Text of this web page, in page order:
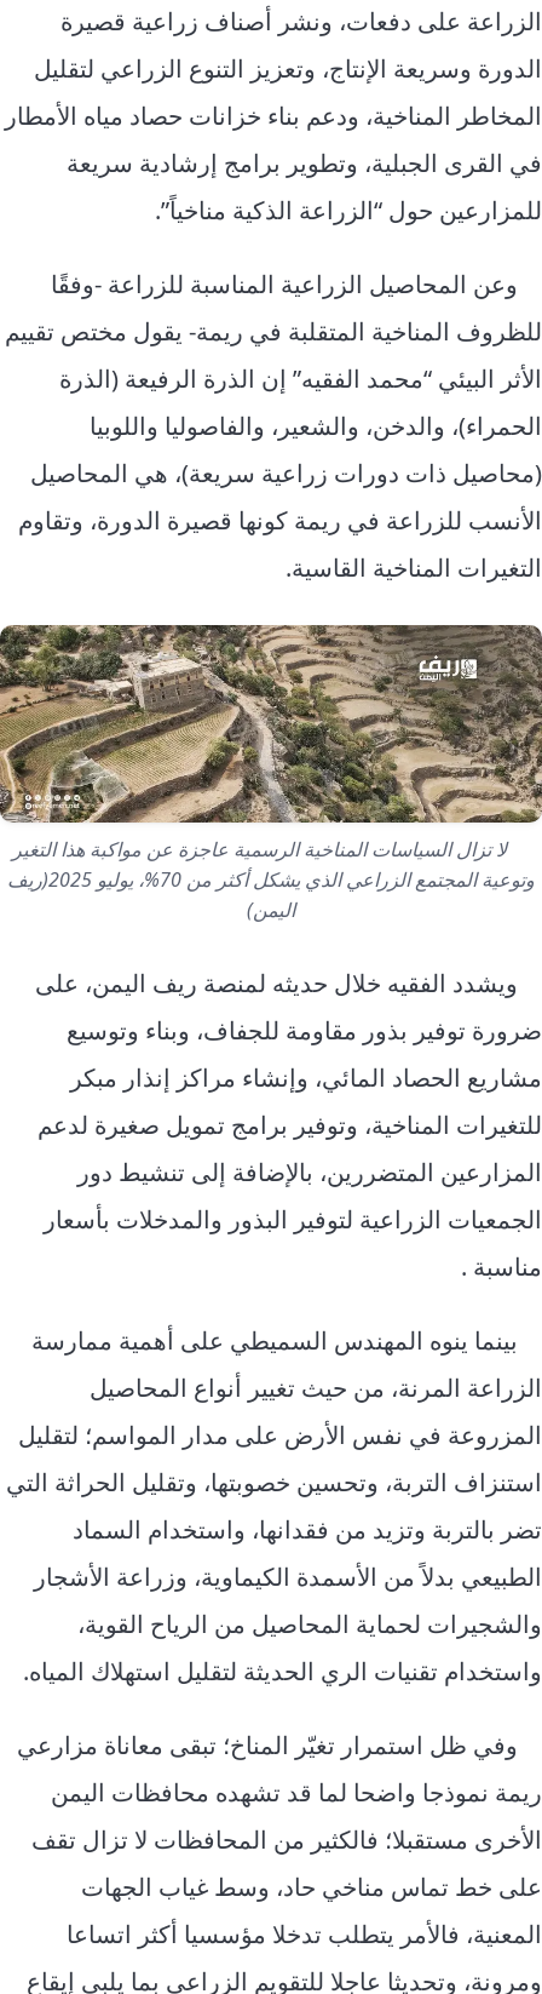
الزراعة على دفعات، ونشر أصناف زراعية قصيرة
الدورة وسريعة الإنتاج، وتعزيز التنوع الزراعي لتقليل
المخاطر المناخية، ودعم بناء خزانات حصاد مياه الأمطار
في القرى الجبلية، وتطوير برامج إرشادية سريعة
للمزارعين حول “الزراعة الذكية مناخياً”.
وعن المحاصيل الزراعية المناسبة للزراعة -وفقًا
للظروف المناخية المتقلبة في ريمة- يقول مختص تقييم
الأثر البيئي “محمد الفقيه” إن الذرة الرفيعة (الذرة
الحمراء)، والدخن، والشعير، والفاصوليا واللوبيا
(محاصيل ذات دورات زراعية سريعة)، هي المحاصيل
الأنسب للزراعة في ريمة كونها قصيرة الدورة، وتقاوم
التغيرات المناخية القاسية.
لا تزال السياسات المناخية الرسمية عاجزة عن مواكبة هذا التغير
وتوعية المجتمع الزراعي الذي يشكل أكثر من 70%، يوليو 2025(ريف
اليمن)
ويشدد الفقيه خلال حديثه لمنصة ريف اليمن، على
ضرورة توفير بذور مقاومة للجفاف، وبناء وتوسيع
مشاريع الحصاد المائي، وإنشاء مراكز إنذار مبكر
للتغيرات المناخية، وتوفير برامج تمويل صغيرة لدعم
المزارعين المتضررين، بالإضافة إلى تنشيط دور
الجمعيات الزراعية لتوفير البذور والمدخلات بأسعار
مناسبة .
بينما ينوه المهندس السميطي على أهمية ممارسة
الزراعة المرنة، من حيث تغيير أنواع المحاصيل
المزروعة في نفس الأرض على مدار المواسم؛ لتقليل
استنزاف التربة، وتحسين خصوبتها، وتقليل الحراثة التي
تضر بالتربة وتزيد من فقدانها، واستخدام السماد
الطبيعي بدلاً من الأسمدة الكيماوية، وزراعة الأشجار
والشجيرات لحماية المحاصيل من الرياح القوية،
واستخدام تقنيات الري الحديثة لتقليل استهلاك المياه.
وفي ظل استمرار تغيّر المناخ؛ تبقى معاناة مزارعي
ريمة نموذجا واضحا لما قد تشهده محافظات اليمن
الأخرى مستقبلا؛ فالكثير من المحافظات لا تزال تقف
على خط تماس مناخي حاد، وسط غياب الجهات
المعنية، فالأمر يتطلب تدخلا مؤسسيا أكثر اتساعا
ومرونة، وتحديثا عاجلا للتقويم الزراعي بما يلبي إيقاع